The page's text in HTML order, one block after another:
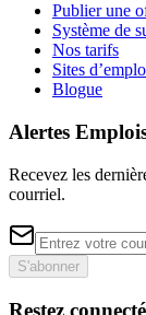
Publier une
Système de
Nos tarifs
Sites
Blogue
Alertes
Recevez les
courriel.
S'abonner
Restez connecté